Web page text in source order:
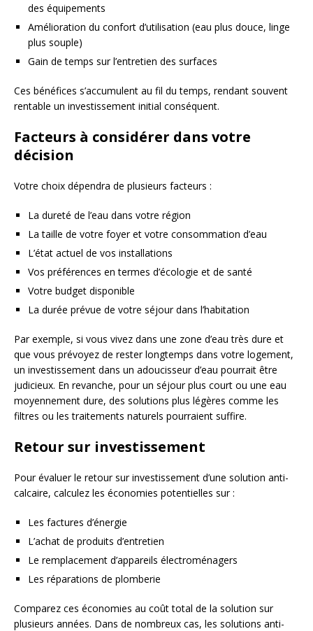
des équipements
Amélioration du confort d’utilisation (eau plus douce, linge
plus souple)
Gain de temps sur l’entretien des surfaces
Ces bénéfices s’accumulent au fil du temps, rendant souvent
rentable un investissement initial conséquent.
Facteurs à considérer dans votre
décision
Votre choix dépendra de plusieurs facteurs :
La dureté de l’eau dans votre région
La taille de votre foyer et votre consommation d’eau
L’état actuel de vos installations
Vos préférences en termes d’écologie et de santé
Votre budget disponible
La durée prévue de votre séjour dans l’habitation
Par exemple, si vous vivez dans une zone d’eau très dure et
que vous prévoyez de rester longtemps dans votre logement,
un investissement dans un adoucisseur d’eau pourrait être
judicieux. En revanche, pour un séjour plus court ou une eau
moyennement dure, des solutions plus légères comme les
filtres ou les traitements naturels pourraient suffire.
Retour sur investissement
Pour évaluer le retour sur investissement d’une solution anti-
calcaire, calculez les économies potentielles sur :
Les factures d’énergie
L’achat de produits d’entretien
Le remplacement d’appareils électroménagers
Les réparations de plomberie
Comparez ces économies au coût total de la solution sur
plusieurs années. Dans de nombreux cas, les solutions anti-